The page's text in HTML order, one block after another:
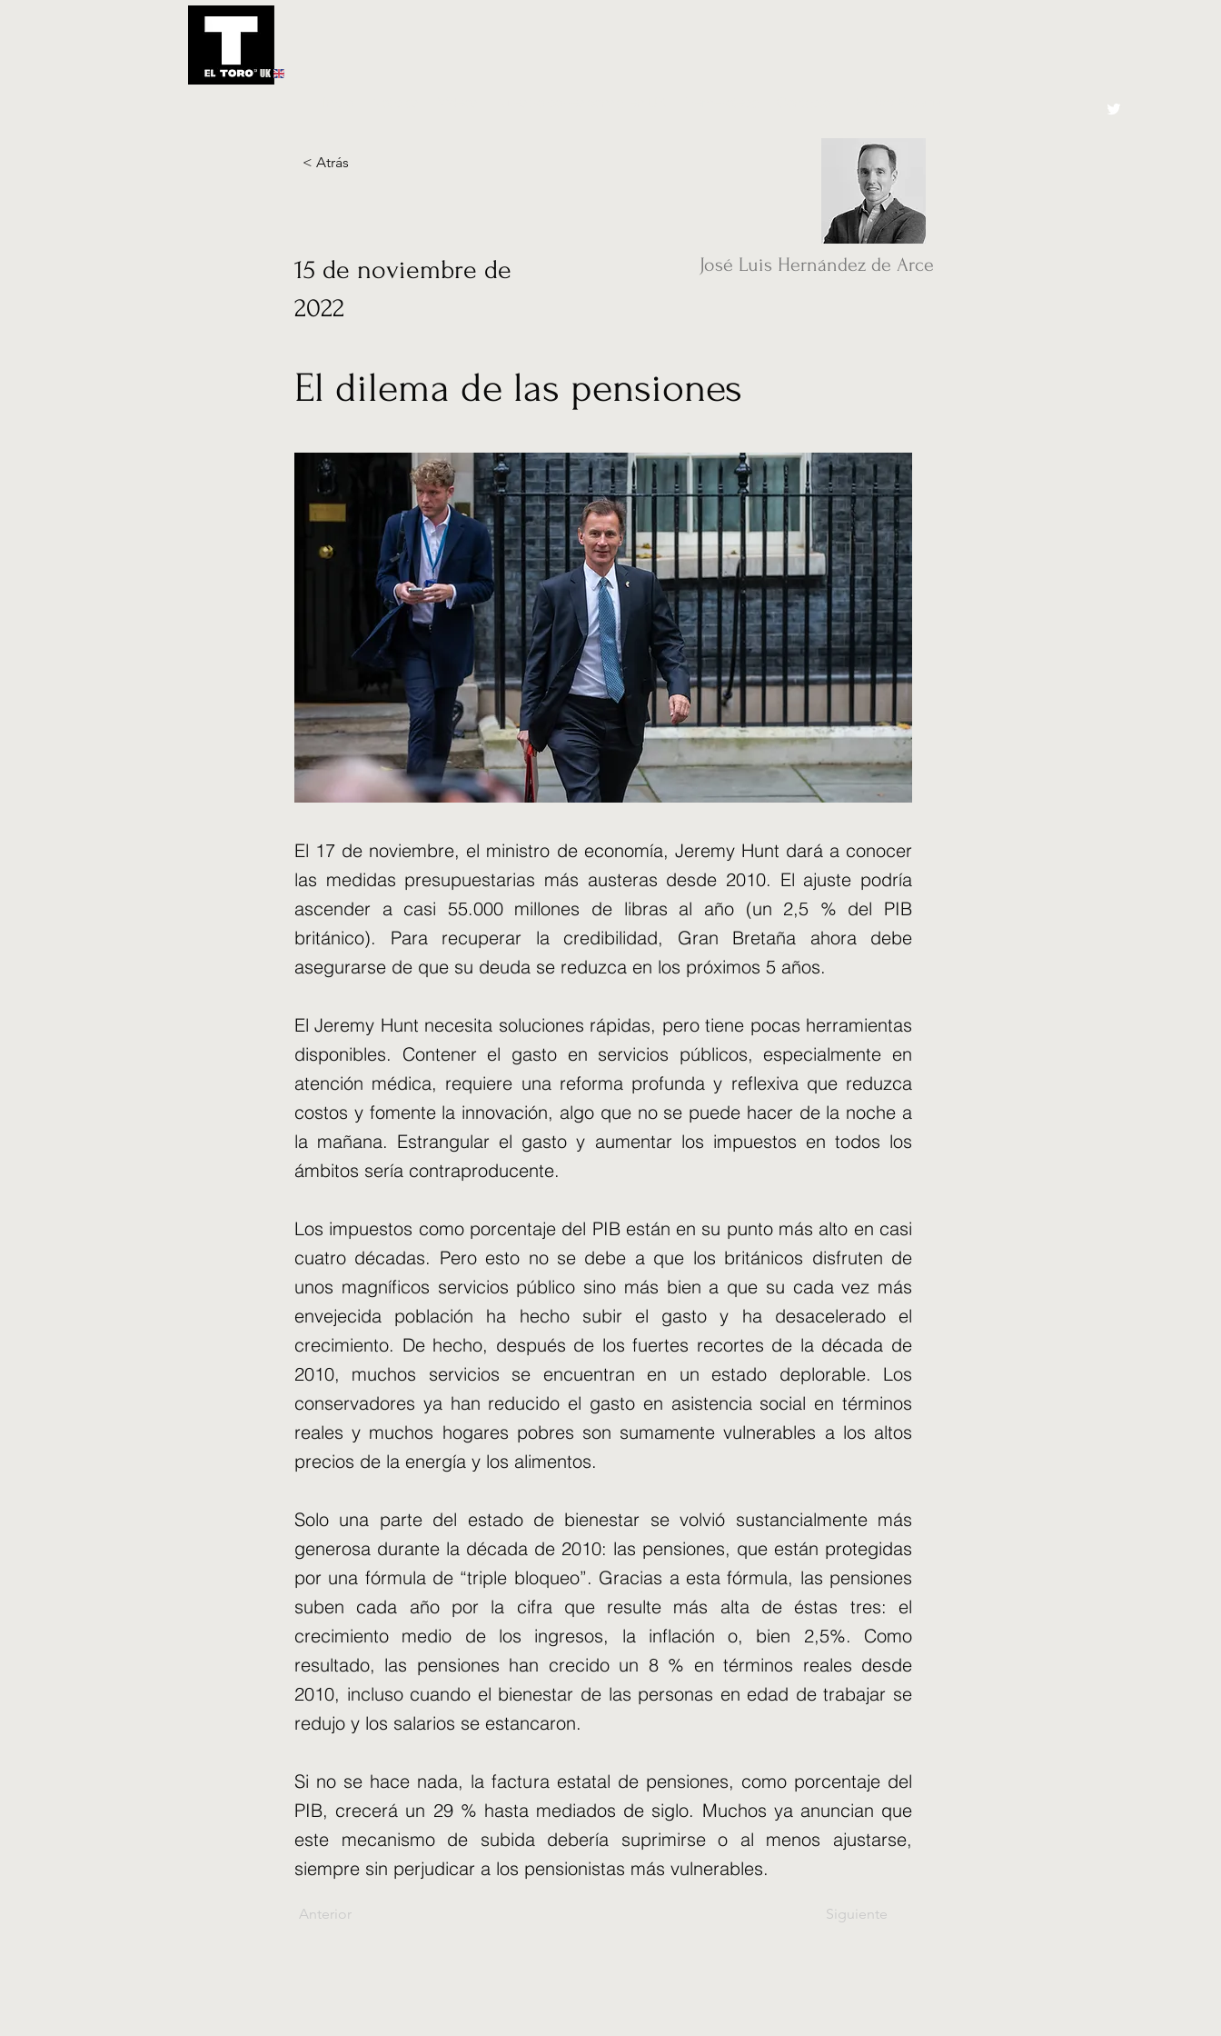
UK
< Atrás
15 de noviembre de
2022
José Luis Hernández de Arce
El dilema de las pensiones
El 17 de noviembre, el ministro de economía, Jeremy Hunt dará a conocer
las medidas presupuestarias más austeras desde 2010. El ajuste podría
ascender a casi 55.000 millones de libras al año (un 2,5 % del PIB
británico). Para recuperar la credibilidad, Gran Bretaña ahora debe
asegurarse de que su deuda se reduzca en los próximos 5 años.
El Jeremy Hunt necesita soluciones rápidas, pero tiene pocas herramientas
disponibles. Contener el gasto en servicios públicos, especialmente en
atención médica, requiere una reforma profunda y reflexiva que reduzca
costos y fomente la innovación, algo que no se puede hacer de la noche a
la mañana. Estrangular el gasto y aumentar los impuestos en todos los
ámbitos sería contraproducente.
Los impuestos como porcentaje del PIB están en su punto más alto en casi
cuatro décadas. Pero esto no se debe a que los británicos disfruten de
unos magníficos servicios público sino más bien a que su cada vez más
envejecida población ha hecho subir el gasto y ha desacelerado el
crecimiento. De hecho, después de los fuertes recortes de la década de
2010, muchos servicios se encuentran en un estado deplorable. Los
conservadores ya han reducido el gasto en asistencia social en términos
reales y muchos hogares pobres son sumamente vulnerables a los altos
precios de la energía y los alimentos.
Solo una parte del estado de bienestar se volvió sustancialmente más
generosa durante la década de 2010: las pensiones, que están protegidas
por una fórmula de “triple bloqueo”. Gracias a esta fórmula, las pensiones
suben cada año por la cifra que resulte más alta de éstas tres: el
crecimiento medio de los ingresos, la inflación o, bien 2,5%. Como
resultado, las pensiones han crecido un 8 % en términos reales desde
2010, incluso cuando el bienestar de las personas en edad de trabajar se
redujo y los salarios se estancaron.
Si no se hace nada, la factura estatal de pensiones, como porcentaje del
PIB, crecerá un 29 % hasta mediados de siglo. Muchos ya anuncian que
este mecanismo de subida debería suprimirse o al menos ajustarse,
siempre sin perjudicar a los pensionistas más vulnerables.
Anterior Siguiente